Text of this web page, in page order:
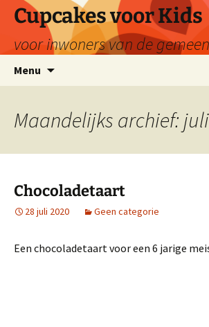
naar
inhoud
Cupcakes voor Kids
voor inwoners van de
Menu
Maandelijks archief:
Chocoladetaart
28 juli 2020 Geen categorie
Een chocoladetaart voor een 6 jarige